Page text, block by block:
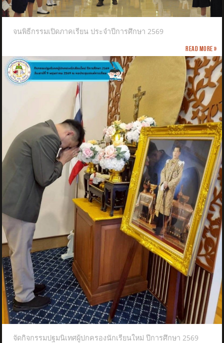
จนพิธีกรรมเปิดภาคเรียน ประจำปีการศึกษา 2569
Read more »
จัดกิจกรรมปฐมนิเทศผู้ปกครองนักเรียนใหม่ ปีการศึกษา 2569